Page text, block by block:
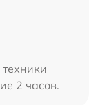
2 часов.